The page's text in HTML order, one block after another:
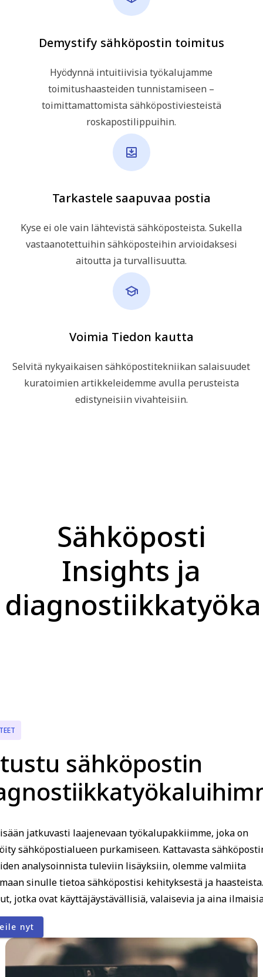
Demystify sähköpostin toimitus
Hyödynnä intuitiivisia työkalujamme
toimitushaasteiden tunnistamiseen –
toimittamattomista sähköpostiviesteistä
roskapostilippuihin.
Tarkastele saapuvaa postia
Kyse ei ole vain lähtevistä sähköposteista. Sukella
vastaanotettuihin sähköposteihin arvioidaksesi
aitoutta ja turvallisuutta.
Voimia Tiedon kautta
Selvitä nykyaikaisen sähköpostitekniikan salaisuudet
kuratoimien artikkeleidemme avulla perusteista
edistyneisiin vivahteisiin.
Sähköposti
Insights ja
sähköpostin
jatkuvasti laajenevaan työkalupakkiimme, joka on
sähköpostialueen purkamiseen. Kattavasta
analysoinnista tuleviin lisäyksiin, olemme valmiita
sinulle tietoa sähköpostisi kehityksestä ja
jotka ovat käyttäjäystävällisiä, valaisevia ja aina
nyt